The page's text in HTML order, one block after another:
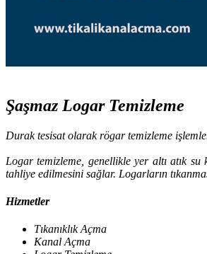
Şaşmaz Logar Temizleme
Durak tesisat olarak rögar temizleme
Logar temizleme, genellikle yer altı atık
tahliye edilmesini sağlar. Logarların
Hizmetler
Tıkanıklık Açma
Kanal Açma